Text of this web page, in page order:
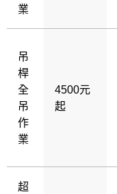
業
吊
桿
全
吊
作
業
4500元
起
超